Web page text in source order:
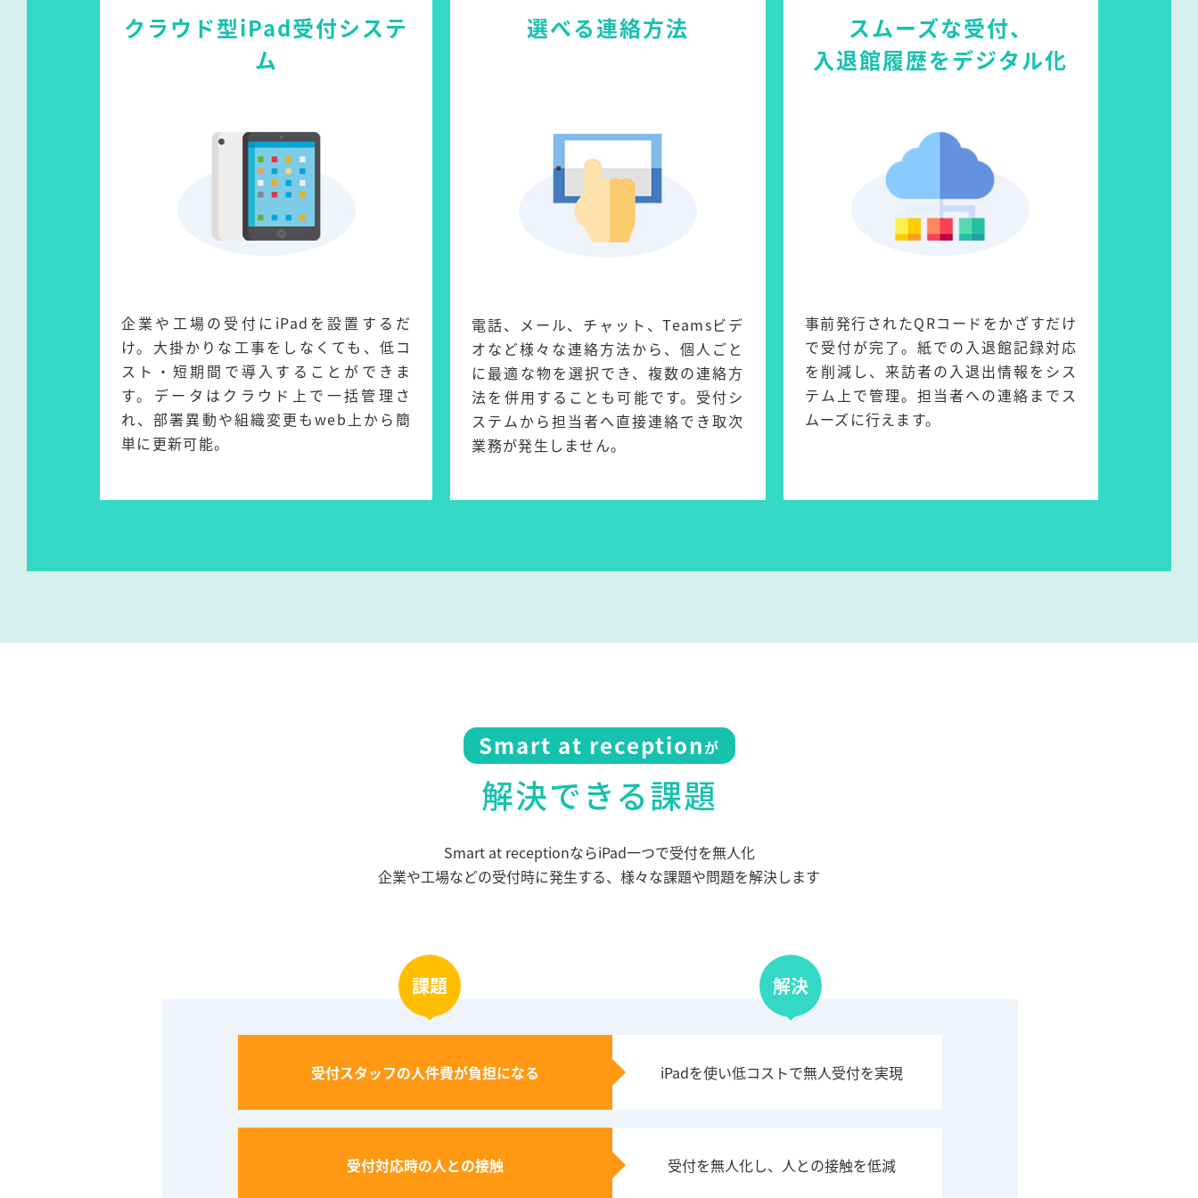
クラウド型iPad受付システ
ム
企業や工場の受付にiPadを設置するだ
け。大掛かりな工事をしなくても、低コ
スト・短期間で導入することができま
す。データはクラウド上で一括管理さ
れ、部署異動や組織変更もweb上から簡
単に更新可能。
選べる連絡方法
電話、メール、チャット、Teamsビデ
オなど様々な連絡方法から、個人ごと
に最適な物を選択でき、複数の連絡方
法を併用することも可能です。受付シ
ステムから担当者へ直接連絡でき取次
業務が発生しません。
スムーズな受付、
入退館履歴をデジタル化
事前発行されたQRコードをかざすだけ
で受付が完了。紙での入退館記録対応
を削減し、来訪者の入退出情報をシス
テム上で管理。担当者への連絡までス
ムーズに行えます。
Smart at receptionが
解決できる課題
Smart at receptionならiPad一つで受付を無人化
企業や工場などの受付時に発生する、様々な課題や問題を解決します
課題
受付スタッフの人件費が負担になる
解決
iPadを使い低コストで無人受付を実現
受付対応時の人との接触 受付を無人化し、人との接触を低減